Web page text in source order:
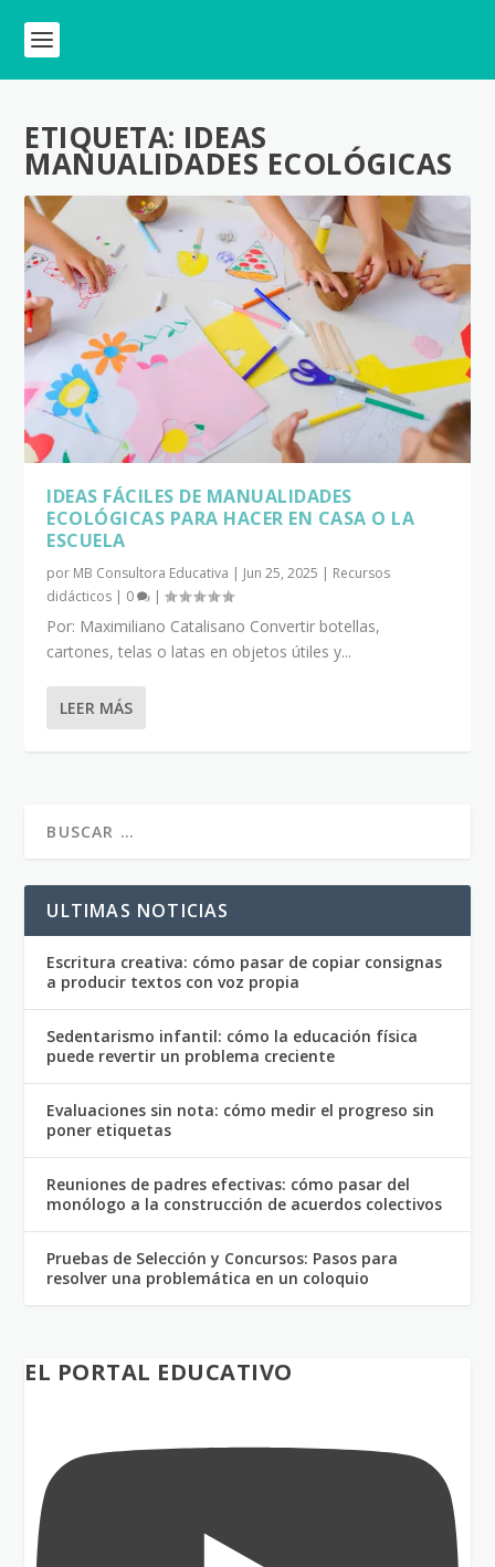
ETIQUETA: IDEAS
MANUALIDADES ECOLÓGICAS
IDEAS FÁCILES DE MANUALIDADES
ECOLÓGICAS PARA HACER EN CASA O LA
ESCUELA
por MB Consultora Educativa | Jun 25, 2025 | Recursos
didácticos | 0 |
Por: Maximiliano Catalisano Convertir botellas,
cartones, telas o latas en objetos útiles y...
LEER MÁS
ULTIMAS NOTICIAS
Escritura creativa: cómo pasar de copiar consignas
a producir textos con voz propia
Sedentarismo infantil: cómo la educación física
puede revertir un problema creciente
Evaluaciones sin nota: cómo medir el progreso sin
poner etiquetas
Reuniones de padres efectivas: cómo pasar del
monólogo a la construcción de acuerdos colectivos
Pruebas de Selección y Concursos: Pasos para
resolver una problemática en un coloquio
EL PORTAL EDUCATIVO